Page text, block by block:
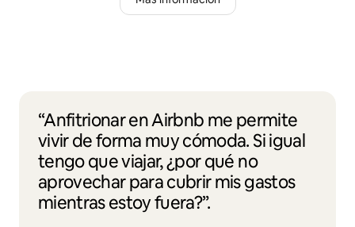
“Anfitrionar en Airbnb me permite
vivir de forma muy cómoda. Si igual
tengo que viajar, ¿por qué no
aprovechar para cubrir mis gastos
mientras estoy fuera?”.